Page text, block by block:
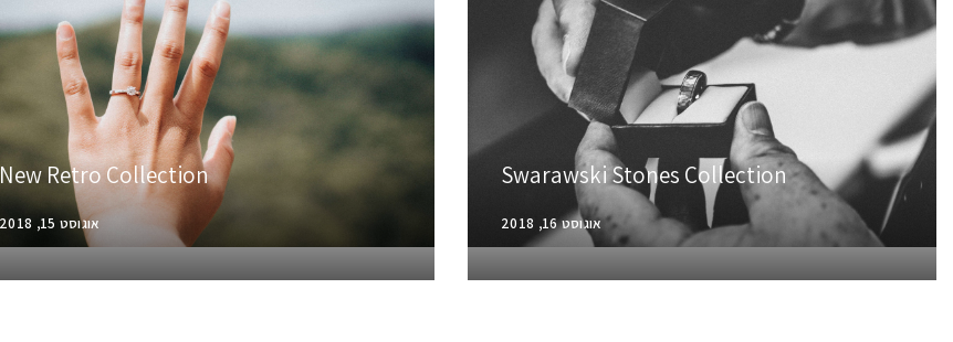
Swarawski Stones Collection
אוגוסט 16, 2018
New Retro Collection
אוגוסט 15, 2018